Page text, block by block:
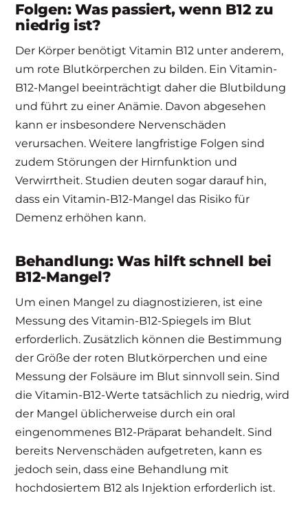
Folgen: Was passiert, wenn B12 zu
niedrig ist?
Der Körper benötigt Vitamin B12 unter anderem,
um rote Blutkörperchen zu bilden. Ein Vitamin-
B12-Mangel beeinträchtigt daher die Blutbildung
und führt zu einer Anämie. Davon abgesehen
kann er insbesondere Nervenschäden
verursachen. Weitere langfristige Folgen sind
zudem Störungen der Hirnfunktion und
Verwirrtheit. Studien deuten sogar darauf hin,
dass ein Vitamin-B12-Mangel das Risiko für
Demenz erhöhen kann.
Behandlung: Was hilft schnell bei
B12-Mangel?
Um einen Mangel zu diagnostizieren, ist eine
Messung des Vitamin-B12-Spiegels im Blut
erforderlich. Zusätzlich können die Bestimmung
der Größe der roten Blutkörperchen und eine
Messung der Folsäure im Blut sinnvoll sein. Sind
die Vitamin-B12-Werte tatsächlich zu niedrig, wird
der Mangel üblicherweise durch ein oral
eingenommenes B12-Präparat behandelt. Sind
bereits Nervenschäden aufgetreten, kann es
jedoch sein, dass eine Behandlung mit
hochdosiertem B12 als Injektion erforderlich ist.